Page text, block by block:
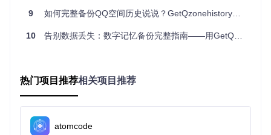
离：
# 克隆项目仓库
# 创建虚拟环境
# 激活环境（Linux/macOS）
source
myenv/bin/activate
9 如何完整备份QQ空间历史说说？GetQzonehistory的自动化解决方案
10 告别数据丢失：数字记忆备份完整指南——用GetQzonehistory永久保存社交记忆
热门项目推荐相关项目推荐
atomcode